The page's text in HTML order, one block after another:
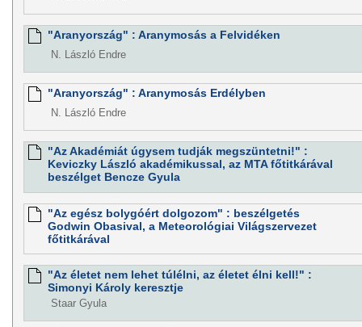
"Aranyország" : Aranymosás a Felvidéken
N. László Endre
"Aranyország" : Aranymosás Erdélyben
N. László Endre
"Az Akadémiát úgysem tudják megszüntetni!" :
Keviczky László akadémikussal, az MTA főtitkárával
beszélget Bencze Gyula
"Az egész bolygóért dolgozom" : beszélgetés
Godwin Obasival, a Meteorológiai Világszervezet
főtitkárával
"Az életet nem lehet túlélni, az életet élni kell!" :
Simonyi Károly keresztje
Staar Gyula